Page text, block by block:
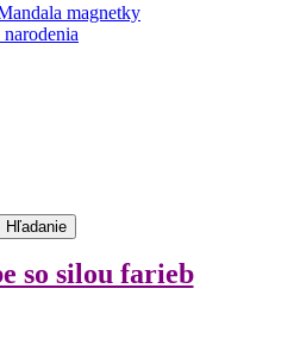
magnetky
Hľadanie
so silou farieb